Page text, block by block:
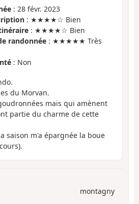
: 28 févr. 2023
: ★★★★☆ Bien
: ★★★★☆ Bien
randonnée : ★★★★★ Très
: Non
du Morvan.
mais qui amènent
partie du charme de cette
saison m'a épargnée la boue
montagny